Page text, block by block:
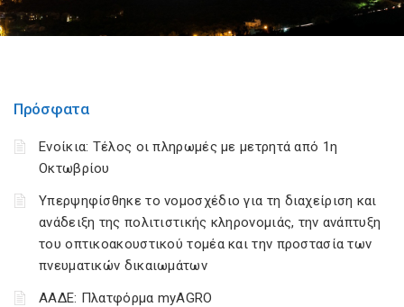
Πρόσφατα
Ενοίκια: Τέλος οι πληρωμές με μετρητά από 1η
Οκτωβρίου
Υπερψηφίσθηκε το νομοσχέδιο για τη διαχείριση και
ανάδειξη της πολιτιστικής κληρονομιάς, την ανάπτυξη
του οπτικοακουστικού τομέα και την προστασία των
πνευματικών δικαιωμάτων
ΑΑΔΕ: Πλατφόρμα myAGRO